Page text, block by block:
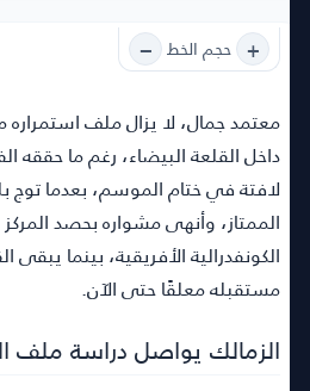
+ حجم الخط −
معتمد جمال، لا يزال ملف استمراره
داخل القلعة البيضاء، رغم ما حققه
لافتة في ختام الموسم، بعدما توج
الممتاز، وأنهى مشواره بحصد
الكونفدرالية الأفريقية، بينما يبقى
مستقبله معلقًا حتى الآن.
الزمالك يواصل دراسة ملف